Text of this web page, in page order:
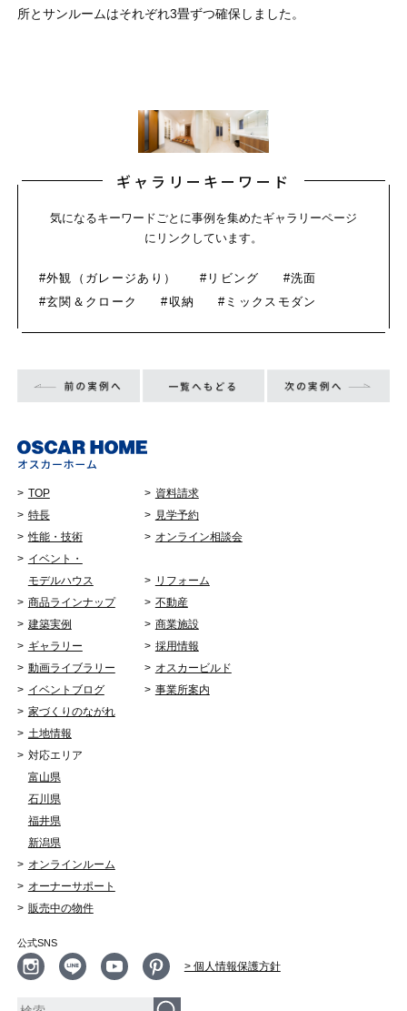
所とサンルームはそれぞれ3畳ずつ確保しました。
ギャラリーキーワード
気になるキーワードごとに事例を集めたギャラリーページ
にリンクしています。
#外観（ガレージあり） #リビング
#洗面
#玄関＆クローク
#収納 #ミックスモダン
TOP
特長
性能・技術
イベント・
モデルハウス
商品ラインナップ
建築実例
ギャラリー
動画ライブラリー
イベントブログ
家づくりのながれ
土地情報
対応エリア
富山県
石川県
福井県
新潟県
オンラインルーム
オーナーサポート
販売中の物件
資料請求
見学予約
オンライン相談会
リフォーム
不動産
商業施設
採用情報
オスカービルド
事業所案内
公式SNS
> 個人情報保護方針